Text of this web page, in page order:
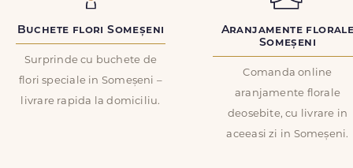
Buchete flori Someșeni
Surprinde cu buchete de
flori speciale in Someșeni –
livrare rapida la domiciliu.
Aranjamente
Someșeni
Comanda online
aranjamente florale
deosebite, cu livrare in
aceeasi zi in Someșeni.